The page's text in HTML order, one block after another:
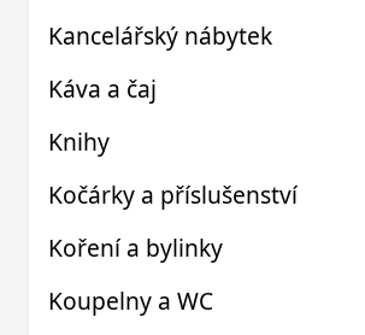
Kancelářský nábytek
Káva a čaj
Knihy
Kočárky a příslušenství
Koření a bylinky
Koupelny a WC